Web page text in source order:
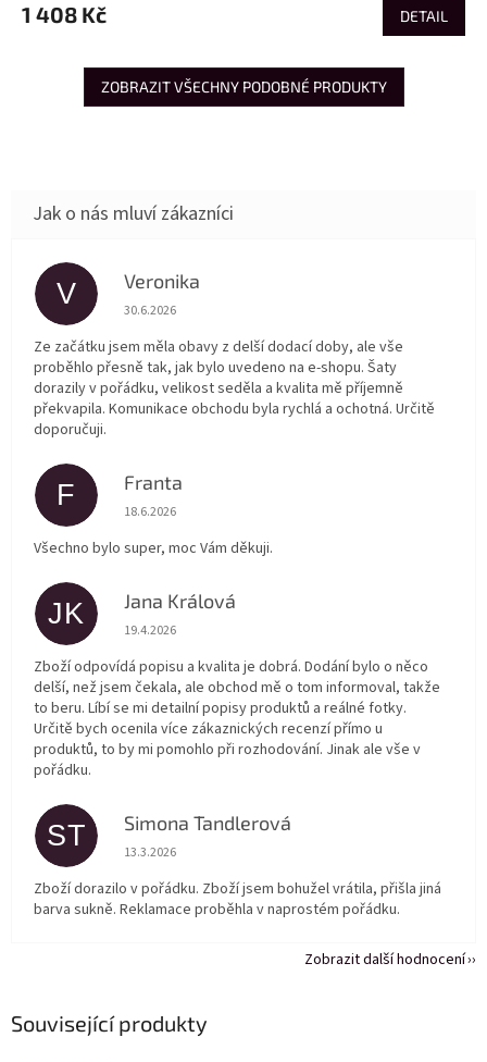
Související produkty
1 408 Kč DETAIL
ZOBRAZIT VŠECHNY PODOBNÉ PRODUKTY
V Veronika
Hodnocení obchodu je 5 z 5 hvězdiček.
30.6.2026
Ze začátku jsem měla obavy z delší dodací doby, ale vše
proběhlo přesně tak, jak bylo uvedeno na e-shopu. Šaty
dorazily v pořádku, velikost seděla a kvalita mě příjemně
překvapila. Komunikace obchodu byla rychlá a ochotná. Určitě
doporučuji.
F Franta
Hodnocení obchodu je 5 z 5 hvězdiček.
18.6.2026
Všechno bylo super, moc Vám děkuji.
JK Jana Králová
Hodnocení obchodu je 5 z 5 hvězdiček.
19.4.2026
Zboží odpovídá popisu a kvalita je dobrá. Dodání bylo o něco
delší, než jsem čekala, ale obchod mě o tom informoval, takže
to beru. Líbí se mi detailní popisy produktů a reálné fotky.
Určitě bych ocenila více zákaznických recenzí přímo u
produktů, to by mi pomohlo při rozhodování. Jinak ale vše v
pořádku.
ST Simona Tandlerová
Hodnocení obchodu je 5 z 5 hvězdiček.
13.3.2026
Zboží dorazilo v pořádku. Zboží jsem bohužel vrátila, přišla jiná
barva sukně. Reklamace proběhla v naprostém pořádku.
Zobrazit další hodnocení